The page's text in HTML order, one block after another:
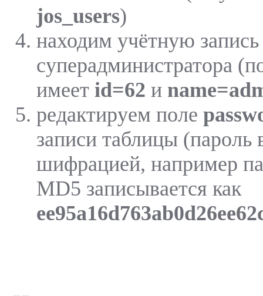
jos_users)
находим учётную запись
суперадминистратора
имеет id=62 и
редактируем поле
записи таблицы (пароль
шифрацией, например
MD5 записывается как